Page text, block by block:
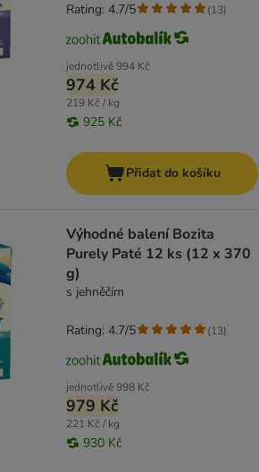
jednotlivě994 Kč
974 Kč
219 Kč / kg
925 Kč
Rating: 4.7/5 (13)
Přidat do košíku
Výhodné balení Bozita
Purely Paté 12 ks (12 x 370
g)
s jehněčím
jednotlivě998 Kč
979 Kč
221 Kč / kg
930 Kč
Rating: 4.7/5 (13)